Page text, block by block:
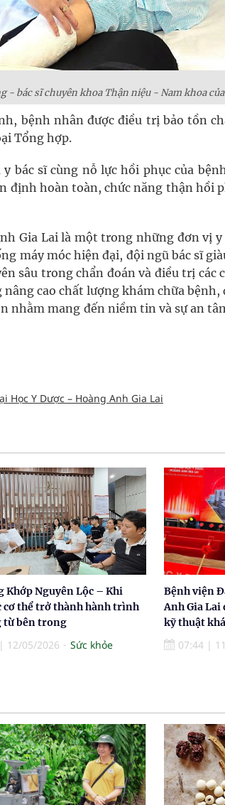
- bác sĩ chuyên khoa Thận niệu - Nam khoa
bệnh nhân được điều trị bảo tồn
Tổng hợp.
bác sĩ cùng nỗ lực hồi phục của
định hoàn toàn, chức năng thận hồi
Gia Lai là một trong những đơn vị
máy móc hiện đại, đội ngũ bác sĩ
sâu trong chẩn đoán và điều trị các
cao chất lượng khám chữa
nhằm mang đến niềm tin và sự an
Học Y Dược – Hoàng Anh Gia Lai
Khớp Nguyên Lộc – Khi
cơ thể trở thành hành trình
từ bên trong
| 12/05/2026 Sức khỏe
Bệnh viện
Anh Gia Lai
kỹ thuật
07:44 |